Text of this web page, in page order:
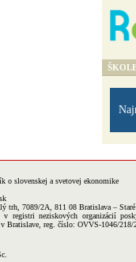
o slovenskej a svetovej ekonomike
trh, 7089/2A, 811 08 Bratislava –
registri neziskových organizácií
Bratislave, reg. číslo: OVVS-1046/218/